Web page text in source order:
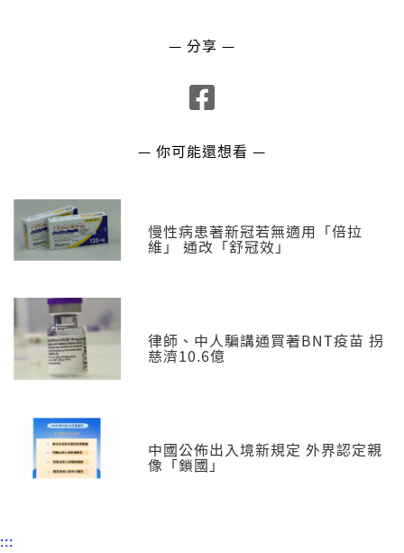
— 分享 —
— 你可能還想看 —
慢性病患著新冠若無適用「倍拉
維」 通改「舒冠效」
律師、中人騙講通買著BNT疫苗 拐
慈濟10.6億
中國公佈出入境新規定 外界認定親
像「鎖國」
:::